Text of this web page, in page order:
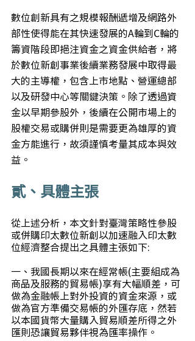
數位創新具有之規模報酬遞增及網路外
部性使得能在其快速發展的A輪到C輪的
籌資階段即挹注資金之資金供給者，將
於數位新創事業後續業務發展中取得最
大的主導權，包含上市地點、營運總部
以及研發中心等關鍵決策。除了透過資
金以早期參股外，後續在公開市場上的
股權交易或購併則是需要更為雄厚的資
金方能進行，故須謹慎考量其成本與效
益。
貳、具體主張
從上述分析，本文針對臺灣策略性參股
或併購印太數位新創以加速融入印太數
位經濟整合提出之具體主張如下:
一、我國長期以來在經常帳(主要組成為
商品及服務的貿易帳)享有大幅順差，可
做為金融帳上對外投資的資金來源，或
做為官方準備交易帳的外匯存底，然若
以本國貨幣大量購入貿易順差所得之外
匯則恐讓貿易夥伴視為匯率操作。